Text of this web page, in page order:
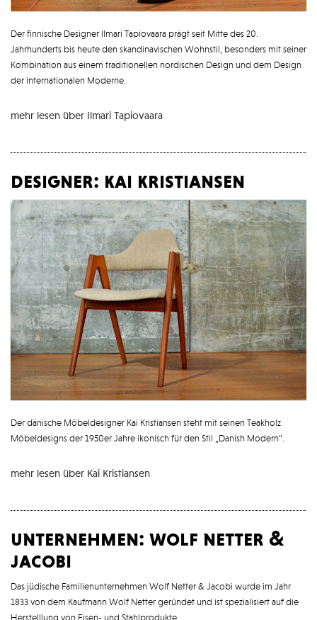
Der finnische Designer Ilmari Tapiovaara prägt seit Mitte des 20.
Jahrhunderts bis heute den skandinavischen Wohnstil, besonders mit seiner
Kombination aus einem traditionellen nordischen Design und dem Design
der internationalen Moderne.
mehr lesen über Ilmari Tapiovaara
designer: kai kristiansen
Der dänische Möbeldesigner Kai Kristiansen steht mit seinen Teakholz
Möbeldesigns der 1950er Jahre ikonisch für den Stil „Danish Modern“.
mehr lesen über Kai Kristiansen
unternehmen: wolf netter &
jacobi
Das jüdische Familienunternehmen Wolf Netter & Jacobi wurde im Jahr
1833 von dem Kaufmann Wolf Netter geründet und ist spezialisiert auf die